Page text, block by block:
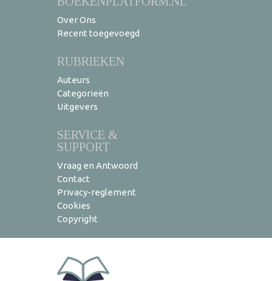
Over Ons
Recent toegevoegd
RUBRIEKEN
Auteurs
Categorieën
Uitgevers
SERVICE &
SUPPORT
Vraag en Antwoord
Contact
Privacy-reglement
Cookies
Copyright